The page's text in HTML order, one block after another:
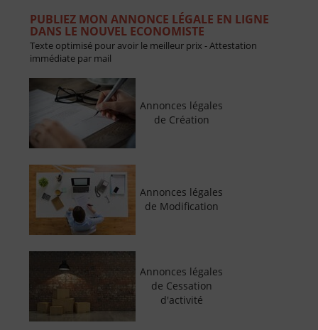
PUBLIEZ MON ANNONCE LÉGALE EN LIGNE
DANS LE NOUVEL ECONOMISTE
Texte optimisé pour avoir le meilleur prix - Attestation
immédiate par mail
Annonces légales
de Création
Annonces légales
de Modification
Annonces légales
de Cessation
d'activité